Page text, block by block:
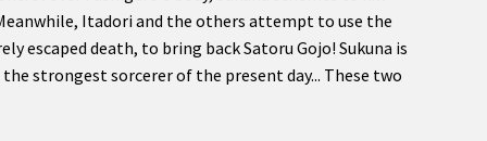
Itadori and the others attempt to use the
escaped death, to bring back Satoru Gojo! Sukuna is
strongest sorcerer of the present day... These two